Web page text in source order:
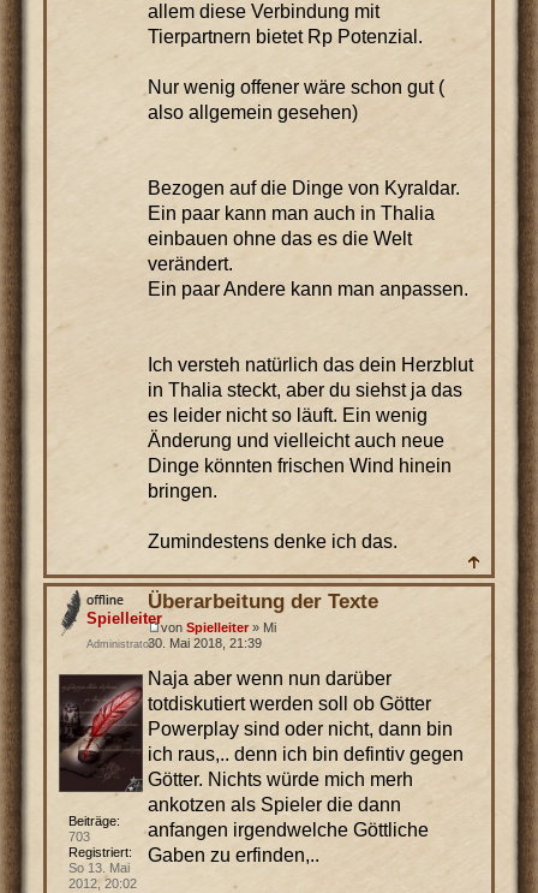
allem diese Verbindung mit
Tierpartnern bietet Rp Potenzial.
Nur wenig offener wäre schon gut (
also allgemein gesehen)
Bezogen auf die Dinge von Kyraldar.
Ein paar kann man auch in Thalia
einbauen ohne das es die Welt
verändert.
Ein paar Andere kann man anpassen.
Ich versteh natürlich das dein Herzblut
in Thalia steckt, aber du siehst ja das
es leider nicht so läuft. Ein wenig
Änderung und vielleicht auch neue
Dinge könnten frischen Wind hinein
bringen.
Zumindestens denke ich das.
Überarbeitung der Texte
von Spielleiter» Mi
30. Mai 2018, 21:39
Naja aber wenn nun darüber
totdiskutiert werden soll ob Götter
Powerplay sind oder nicht, dann bin
ich raus,.. denn ich bin defintiv gegen
Götter. Nichts würde mich merh
ankotzen als Spieler die dann
anfangen irgendwelche Göttliche
Gaben zu erfinden,..
Spielleiter
Administrator
Beiträge:
703
Registriert:
So 13. Mai
2012, 20:02